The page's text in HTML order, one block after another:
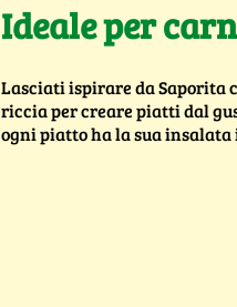
Ideale per
Lasciati ispirare da Saporita
riccia per creare piatti dal
ogni piatto ha la sua insalata